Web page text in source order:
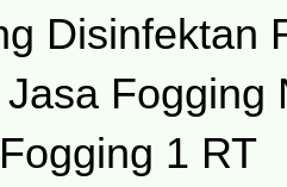
Disinfektan
Fogging
1 RT